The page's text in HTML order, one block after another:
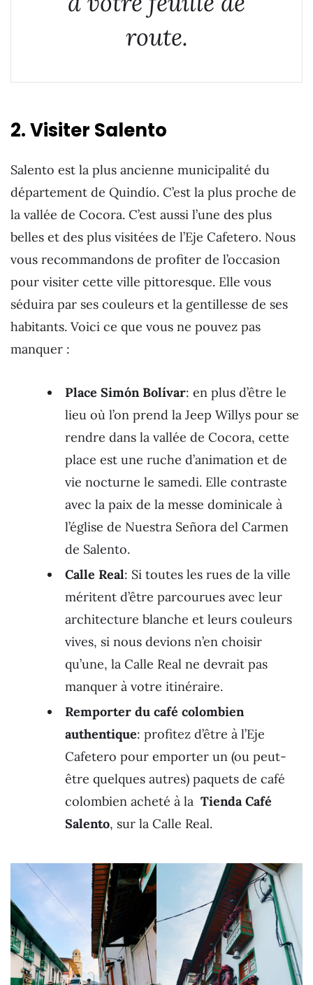
route.
2. Visiter Salento
Salento est la plus ancienne municipalité du
département de Quindío. C’est la plus proche de
la vallée de Cocora. C’est aussi l’une des plus
belles et des plus visitées de l’Eje Cafetero. Nous
vous recommandons de profiter de l’occasion
pour visiter cette ville pittoresque. Elle vous
séduira par ses couleurs et la gentillesse de ses
habitants. Voici ce que vous ne pouvez pas
manquer :
Place Simón Bolívar: en plus d’être le
lieu où l’on prend la Jeep Willys pour se
rendre dans la vallée de Cocora, cette
place est une ruche d’animation et de
vie nocturne le samedi. Elle contraste
avec la paix de la messe dominicale à
l’église de Nuestra Señora del Carmen
de Salento.
Calle Real: Si toutes les rues de la ville
méritent d’être parcourues avec leur
architecture blanche et leurs couleurs
vives, si nous devions n’en choisir
qu’une, la Calle Real ne devrait pas
manquer à votre itinéraire.
Remporter du café colombien
authentique: profitez d’être à l’Eje
Cafetero pour emporter un (ou peut-
être quelques autres) paquets de café
colombien acheté à la Tienda Café
Salento, sur la Calle Real.